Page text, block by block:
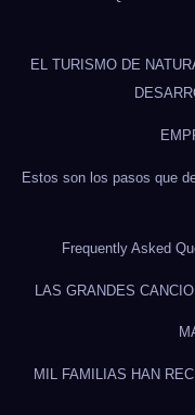
EL TURISMO DE
Estos son los pasos que
Frequently Asked
LAS GRANDES
MIL FAMILIAS HAN